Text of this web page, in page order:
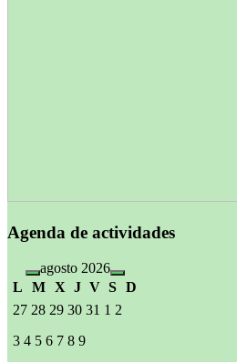
Agenda de actividades
agosto 2026
L
M X J V S D
27 28 29 30 31 1 2
3 4 5 6 7 8 9